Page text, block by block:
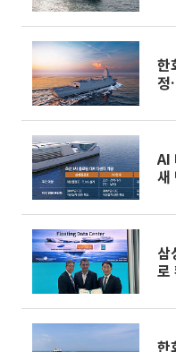
한
정
AI
새
삼
로
한